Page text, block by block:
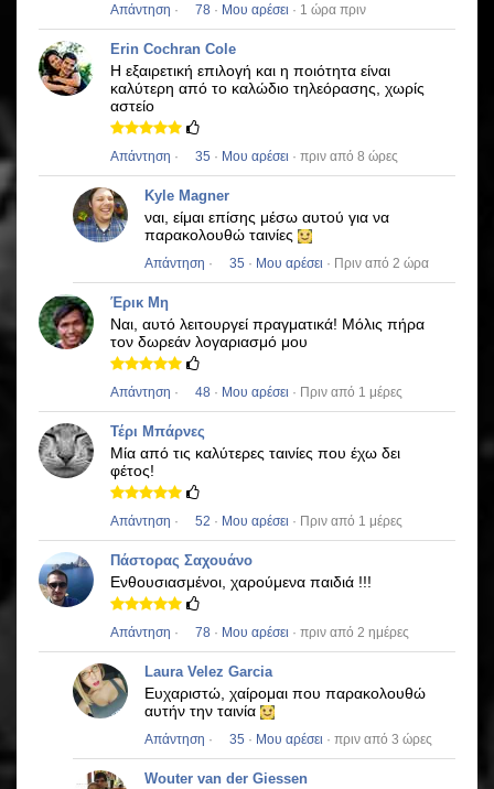
Απάντηση · 78 · Μου αρέσει · 1 ώρα πριν
Erin Cochran Cole
Η εξαιρετική επιλογή και η ποιότητα είναι
καλύτερη από το καλώδιο τηλεόρασης, χωρίς
αστείο
Απάντηση · 35 · Μου αρέσει · πριν από 8 ώρες
Kyle Magner
ναι, είμαι επίσης μέσω αυτού για να
παρακολουθώ ταινίες
Απάντηση · 35 · Μου αρέσει · Πριν από 2 ώρα
Έρικ Μη
Ναι, αυτό λειτουργεί πραγματικά! Μόλις πήρα
τον δωρεάν λογαριασμό μου
Απάντηση · 48 · Μου αρέσει · Πριν από 1 μέρες
Τέρι Μπάρνες
Μία από τις καλύτερες ταινίες που έχω δει
φέτος!
Απάντηση · 52 · Μου αρέσει · Πριν από 1 μέρες
Πάστορας Σαχουάνο
Ενθουσιασμένοι, χαρούμενα παιδιά !!!
Απάντηση · 78 · Μου αρέσει · πριν από 2 ημέρες
Laura Velez Garcia
Ευχαριστώ, χαίρομαι που παρακολουθώ
αυτήν την ταινία
Απάντηση · 35 · Μου αρέσει · πριν από 3 ώρες
Wouter van der Giessen